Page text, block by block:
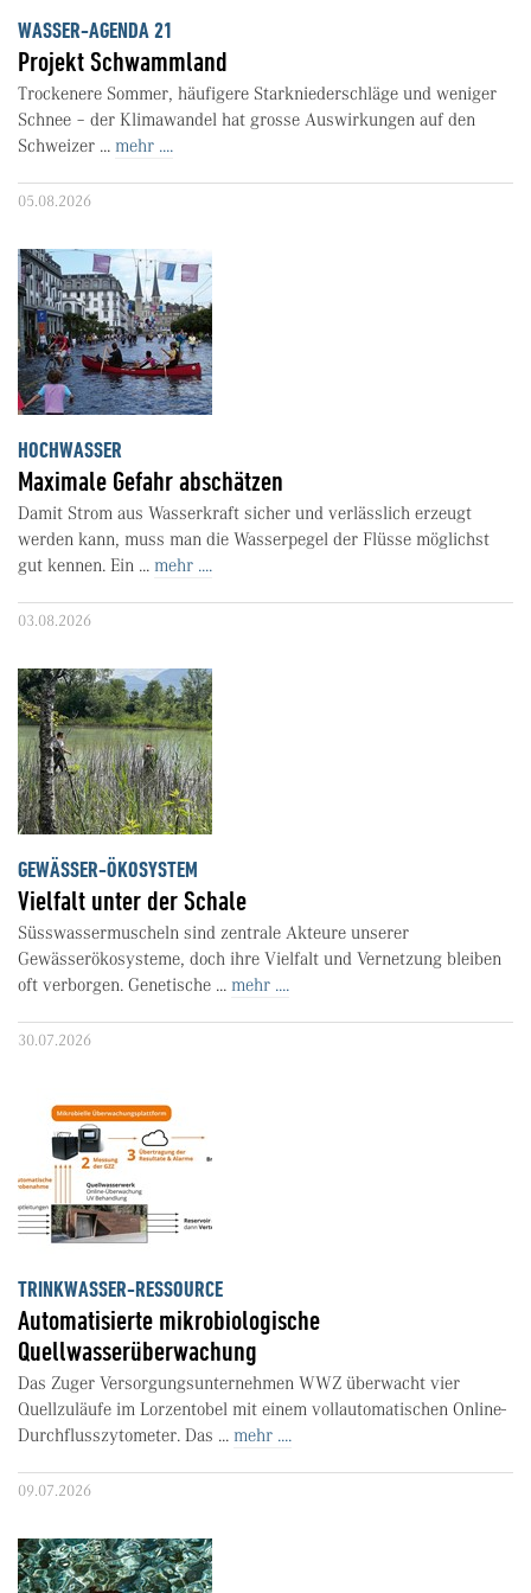
WASSER-AGENDA 21
Projekt Schwammland
Trockenere Sommer, häufigere Starkniederschläge und weniger
Schnee – der Klimawandel hat grosse Auswirkungen auf den
Schweizer ... mehr ....
05.08.2026
HOCHWASSER
Maximale Gefahr abschätzen
Damit Strom aus Wasserkraft sicher und verlässlich erzeugt
werden kann, muss man die Wasserpegel der Flüsse möglichst
gut kennen. Ein ... mehr ....
03.08.2026
GEWÄSSER-ÖKOSYSTEM
Vielfalt unter der Schale
Süsswassermuscheln sind zentrale Akteure unserer
Gewässerökosysteme, doch ihre Vielfalt und Vernetzung bleiben
oft verborgen. Genetische ... mehr ....
30.07.2026
TRINKWASSER-RESSOURCE
Automatisierte mikrobiologische
Quellwasserüberwachung
Das Zuger Versorgungsunternehmen WWZ überwacht vier
Quellzuläufe im Lorzentobel mit einem vollautomatischen Online-
Durchflusszytometer. Das ... mehr ....
09.07.2026